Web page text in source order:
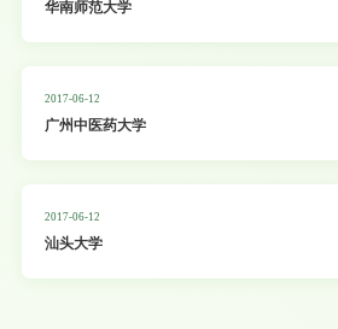
华南师范大学
2017-06-12
广州中医药大学
2017-06-12
汕头大学